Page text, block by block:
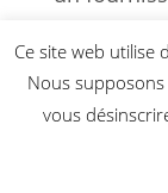
relation
l’espace,
et suivi.
Ce site web utilise
Nous
vous